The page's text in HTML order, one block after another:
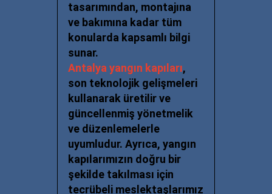
tasarımından, montajına
ve bakımına kadar tüm
konularda kapsamlı bilgi
sunar.
Antalya yangın kapıları,
son teknolojik gelişmeleri
kullanarak üretilir ve
güncellenmiş yönetmelik
ve düzenlemelerle
uyumludur. Ayrıca, yangın
kapılarımızın doğru bir
şekilde takılması için
tecrübeli meslektaşlarımız